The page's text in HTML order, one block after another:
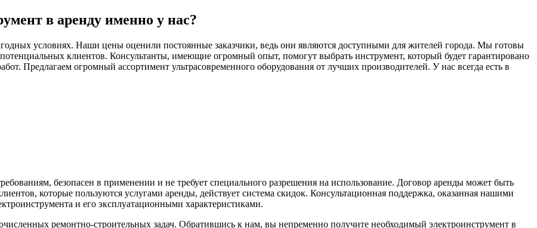
в аренду именно у нас?
условиях. Наши цены оценили постоянные заказчики, ведь они являются доступными для жителей города. Мы готовы
клиентов. Консультанты, имеющие огромный опыт, помогут выбрать инструмент, который будет гарантировано
Предлагаем огромный ассортимент ультрасовременного оборудования от лучших производителей. У нас всегда есть в
безопасен в применении и не требует специального разрешения на использование. Договор аренды может быть
которые пользуются услугами аренды, действует система скидок. Консультационная поддержка, оказанная нашими
и его эксплуатационными характеристиками.
ремонтно-строительных задач. Обратившись к нам, вы непременно получите необходимый электроинструмент в